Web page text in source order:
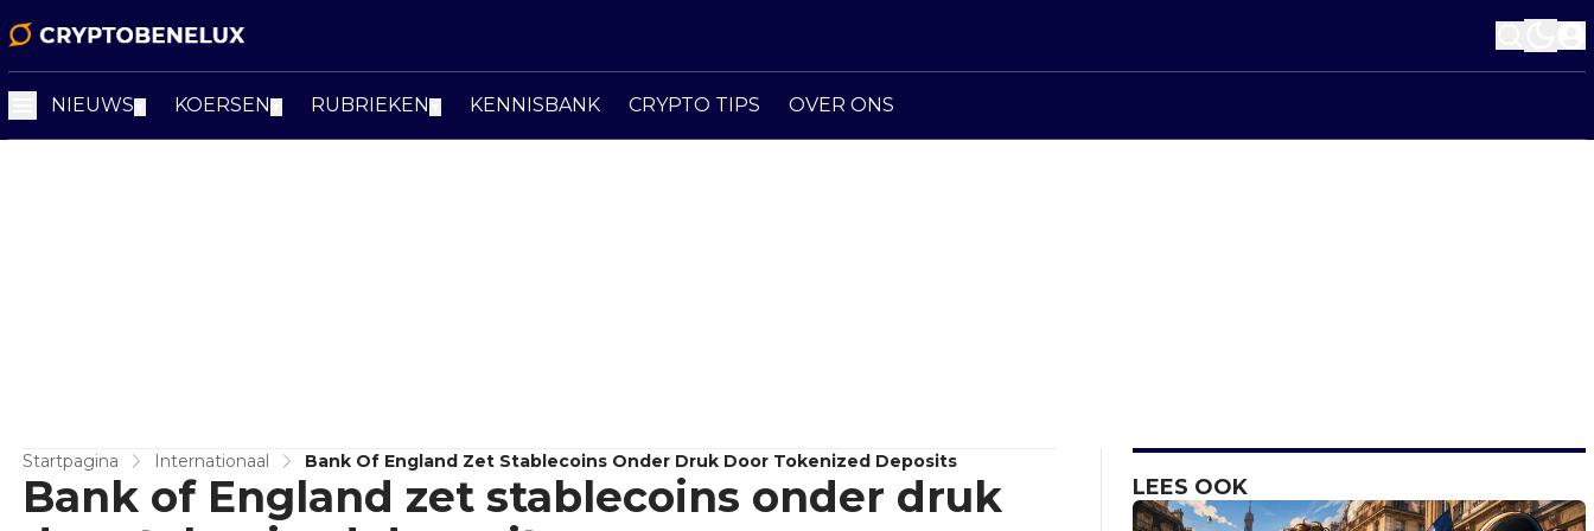
NIEUWS KOERSEN RUBRIEKEN KENNISBANK CRYPTO TIPS OVER ONS
Startpagina Internationaal Bank Of England Zet Stablecoins Onder Druk Door Tokenized Deposits
Bank of England zet stablecoins onder druk
LEES OOK